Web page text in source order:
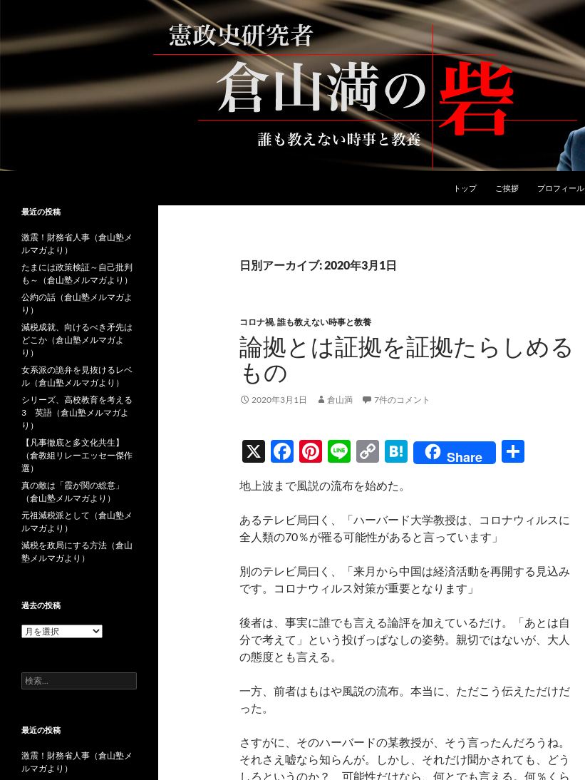
テ
ン
へ
ス
トップ ご挨拶 プロフィール
日別アーカイブ: 2020年3月1日
コロナ禍,誰も教えない時事と教養
論拠とは証拠を証拠たらしめる
もの
2020年3月1日 倉山満 7件のコメント
X
F
ac
e
b
o
o
k
Pi
nt
er
es
t
Li
n
e
C
o
p
y
Li
n
k
H
at
n
a
Share
地上波まで風説の流布を始めた。
あるテレビ局曰く、「ハーバード大学教授は、コロナウィルスに
全人類の70％が罹る可能性があると言っています」
別のテレビ局曰く、「来月から中国は経済活動を再開する見込み
です。コロナウィルス対策が重要となります」
後者は、事実に誰でも言える論評を加えているだけ。「あとは自
分で考えて」という投げっぱなしの姿勢。親切ではないが、大人
の態度とも言える。
一方、前者はもはや風説の流布。本当に、ただこう伝えただけだ
った。
さすがに、そのハーバードの某教授が、そう言ったんだろうね。
それさえ嘘なら知らんが。しかし、それだけ聞かされても、どう
しろというのか？ 可能性だけなら、何とでも言える。何％くら
倉山満の砦～誰も教えない時事と教
最近の投稿
激震！財務省人事（倉山塾メ
ルマガより）
たまには政策検証～自己批判
も～（倉山塾メルマガより）
公約の話（倉山塾メルマガよ
り）
減税成就、向けるべき矛先は
どこか（倉山塾メルマガよ
り）
女系派の詭弁を見抜けるレベ
ル（倉山塾メルマガより）
シリーズ、高校教育を考える
3 英語（倉山塾メルマガよ
り）
【凡事徹底と多文化共生】
（倉教組リレーエッセー傑作
選）
真の敵は「霞が関の総意」
（倉山塾メルマガより）
元祖減税派として（倉山塾メ
ルマガより）
減税を政局にする方法（倉山
塾メルマガより）
過去の投稿
過
稿
検
索:
最近の投稿
激震！財務省人事（倉山塾メ
ルマガより）